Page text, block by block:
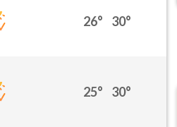
26° 30°
25° 30°